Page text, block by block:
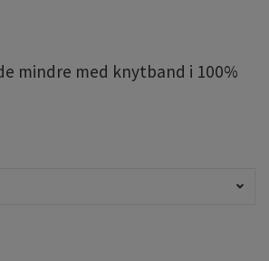
mindre med knytband i 100%